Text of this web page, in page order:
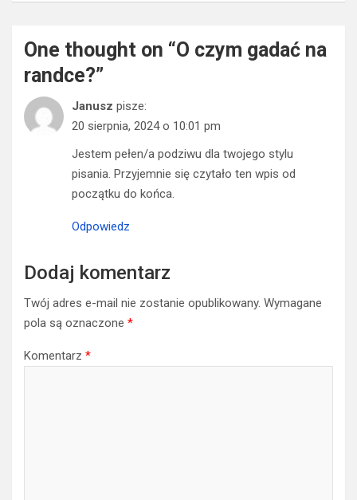
One thought on “O czym gadać na
randce?”
Janusz pisze:
20 sierpnia, 2024 o 10:01 pm
Jestem pełen/a podziwu dla twojego stylu
pisania. Przyjemnie się czytało ten wpis od
początku do końca.
Odpowiedz
Dodaj komentarz
Twój adres e-mail nie zostanie opublikowany. Wymagane
pola są oznaczone *
Komentarz *